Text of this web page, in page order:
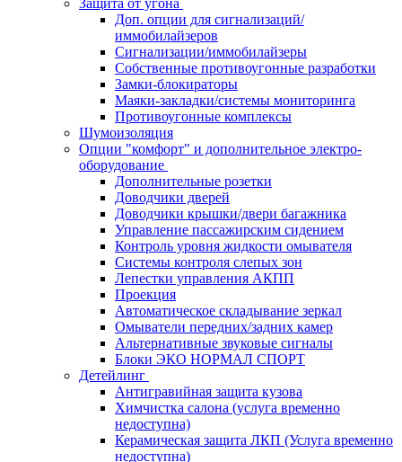
Защита от угона
Доп. опции для сигнализаций/
иммобилайзеров
Сигнализации/иммобилайзеры
Собственные противоугонные разработки
Замки-блокираторы
Маяки-закладки/системы мониторинга
Противоугонные комплексы
Шумоизоляция
Опции "комфорт" и дополнительное электро-
оборудование
Дополнительные розетки
Доводчики дверей
Доводчики крышки/двери багажника
Управление пассажирским сидением
Контроль уровня жидкости омывателя
Системы контроля слепых зон
Лепестки управления АКПП
Проекция
Автоматическое складывание зеркал
Омыватели передних/задних камер
Альтернативные звуковые сигналы
Блоки ЭКО НОРМАЛ СПОРТ
Детейлинг
Антигравийная защита кузова
Химчистка салона (услуга временно
недоступна)
Керамическая защита ЛКП (Услуга временно
недоступна)